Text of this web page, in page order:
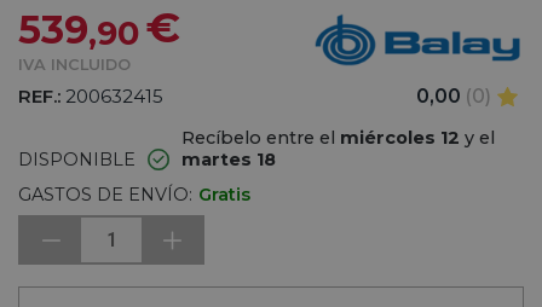
539,90€
IVA INCLUIDO
REF.: 200632415 0,00 (0)
DISPONIBLE
Recíbelo entre el miércoles 12 y el
martes 18
GASTOS DE ENVÍO: Gratis
1